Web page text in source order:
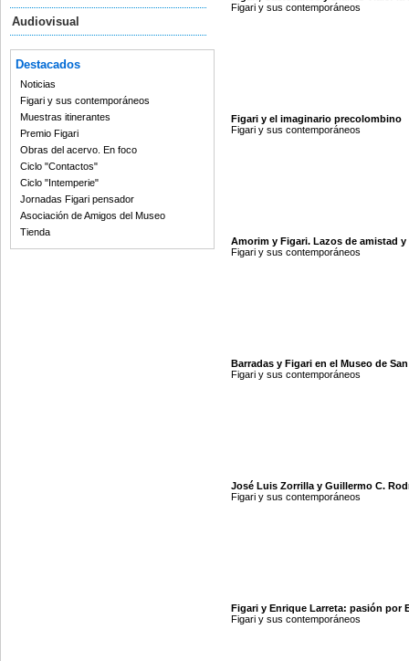
Audiovisual
Destacados
Noticias
Figari y sus contemporáneos
Muestras itinerantes
Premio Figari
Obras del acervo. En foco
Ciclo "Contactos"
Ciclo "Intemperie"
Jornadas Figari pensador
Asociación de Amigos del Museo
Tienda
Figari y sus contemporáneos
Figari y el imaginario precolombino
Figari y sus contemporáneos
Amorim y Figari. Lazos de amistad
Figari y sus contemporáneos
Barradas y Figari en el Museo de
Figari y sus contemporáneos
José Luis Zorrilla y Guillermo C.
Figari y sus contemporáneos
Figari y Enrique Larreta: pasión por
Figari y sus contemporáneos